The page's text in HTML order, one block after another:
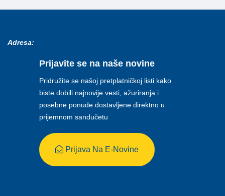
Adresa:
Prijavite se na naše novine
Pridružite se našoj pretplatničkoj listi kako
biste dobili najnovije vesti, ažuriranja i
posebne ponude dostavljene direktno u
prijemnom sandučetu
Prijava Na E-Novine